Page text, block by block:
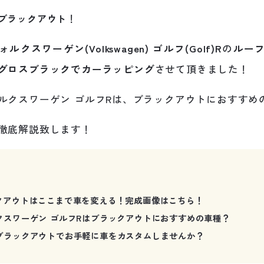
ラックアウト ！
ルクスワーゲン(Volkswagen) ゴルフ(Golf)Rのルーフ
ロスブラックでカーラッピングさせて頂きました！
クスワーゲン ゴルフRは、ブラックアウトにおすすめ
底解説致します！
ウトはここまで車を変える！完成画像はこちら！
スワーゲン ゴルフRはブラックアウトにおすすめの車種？
ラックアウトでお手軽に車をカスタムしませんか？